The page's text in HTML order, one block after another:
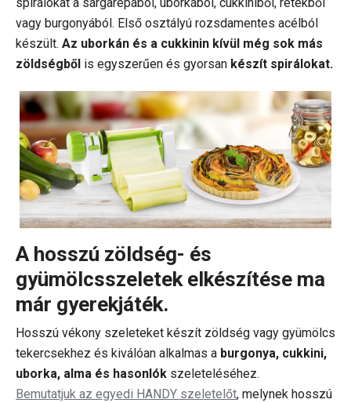
vagy burgonyából. Első osztályú rozsdamentes acélból
készült. Az uborkán és a cukkinin kívül még sok más
zöldségből is egyszerűen és gyorsan készít spirálokat.
A hosszú zöldség- és
gyümölcsszeletek elkészítése ma
már gyerekjáték.
Hosszú vékony szeleteket készít zöldség vagy gyümölcs
tekercsekhez és kiválóan alkalmas a burgonya, cukkini,
uborka, alma és hasonlók szeleteléséhez.
Bemutatjuk az egyedi HANDY szeletelőt, melynek hosszú